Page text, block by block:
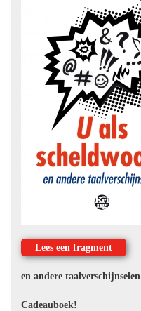
Lees een fragment
en andere taalverschijnselen
Cadeauboek!